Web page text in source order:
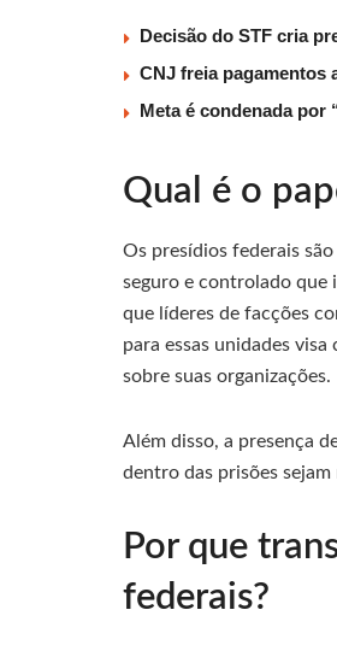
Decisão do STF cria
CNJ freia pagamentos
Meta é condenada por
Qual é o
Os presídios federais
seguro e controlado que
que líderes de facções
para essas unidades
sobre suas organizações.
Além disso, a presença
dentro das prisões
Por que
federais?